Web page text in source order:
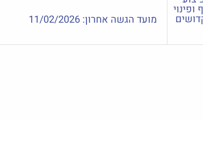
מועד הגשה אחרון: 11/02/2026